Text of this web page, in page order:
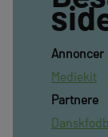
Annoncer
Mediekit
Partnere